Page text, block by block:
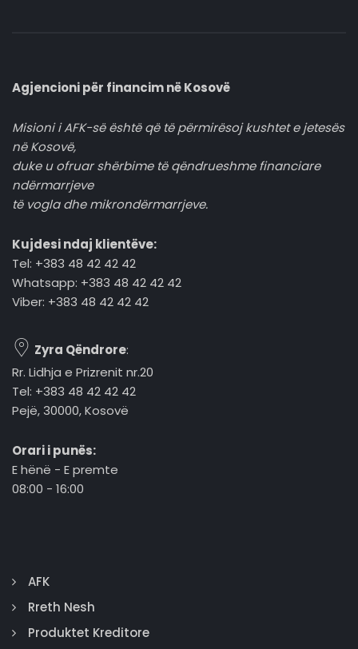
Agjencioni për financim në Kosovë
Misioni i AFK-së është që të përmirësoj kushtet e jetesës
në Kosovë,
duke u ofruar shërbime të qëndrueshme financiare
ndërmarrjeve
të vogla dhe mikrondërmarrjeve.
Kujdesi ndaj klientëve:
Tel: +383 48 42 42 42
Whatsapp: +383 48 42 42 42
Viber: +383 48 42 42 42
Zyra Qëndrore:
Rr. Lidhja e Prizrenit nr.20
Tel: +383 48 42 42 42
Pejë, 30000, Kosovë
Orari i punës:
E hënë - E premte
08:00 - 16:00
AFK
Rreth Nesh
Produktet Kreditore